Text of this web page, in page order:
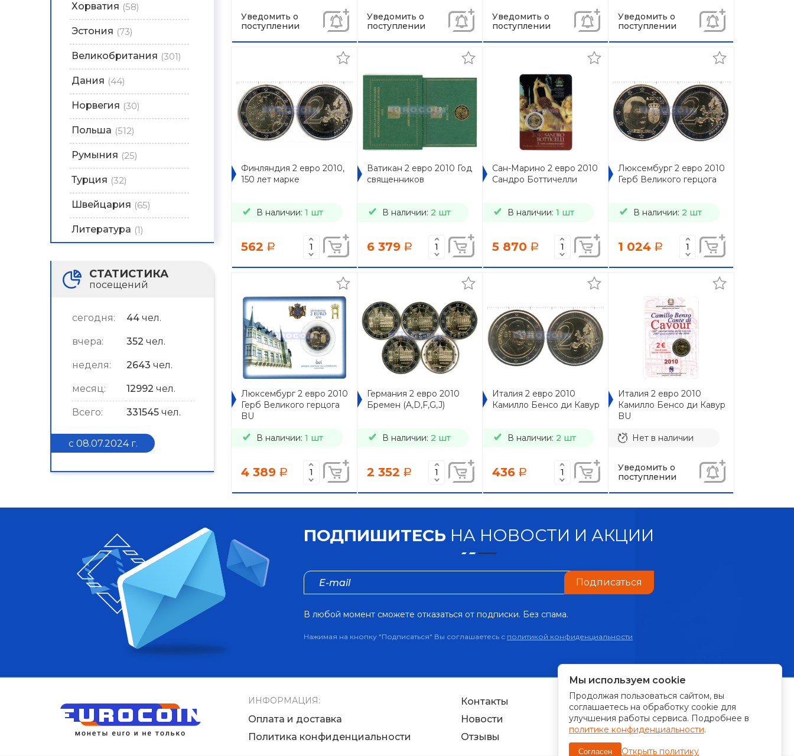
Хорватия (58)
Эстония (73)
Великобритания (301)
Дания (44)
Норвегия (30)
Польша (512)
Румыния (25)
Турция (32)
Швейцария (65)
Литература (1)
СТАТИСТИКА
посещений
сегодня: 44 чел.
вчера: 352 чел.
неделя: 2643 чел.
месяц: 12992 чел.
Всего: 331545 чел.
с 08.07.2024 г.
Уведомить о
поступлении
Уведомить о
поступлении
Уведомить о
поступлении
Уведомить о
поступлении
Финляндия 2 евро 2010,
150 лет марке
В наличии: 1 шт
562 a
Ватикан 2 евро 2010 Год
священников
В наличии: 2 шт
6 379 a
Сан-Марино 2 евро 2010
Сандро Боттичелли
В наличии: 1 шт
5 870 a
Люксембург 2 евро 2010
Герб Великого герцога
В наличии: 2 шт
1 024 a
Люксембург 2 евро 2010
Герб Великого герцога
BU
В наличии: 1 шт
4 389 a
Германия 2 евро 2010
Бремен (A,D,F,G,J)
В наличии: 2 шт
2 352 a
Италия 2 евро 2010
Камилло Бенсо ди Кавур
В наличии: 2 шт
436 a
Италия 2 евро 2010
Камилло Бенсо ди Кавур
BU
Нет в наличии
Уведомить о
поступлении
ПОДПИШИТЕСЬ НА НОВОСТИ И АКЦИИ
Подписаться
В любой момент сможете отказаться от подписки. Без спама.
Нажимая на кнопку "Подписаться" Вы соглашаетесь с политикой конфиденциальности
ИНФОРМАЦИЯ:
Контакты
Оплата и доставка
Новости
Политика конфиденциальности
Отзывы
ПРИНИМАЕМ К ОПЛАТЕ:
Мы используем cookie
Продолжая пользоваться сайтом, вы
соглашаетесь на обработку cookie для
улучшения работы сервиса. Подробнее в
политике конфиденциальности.
Согласен Открыть политику